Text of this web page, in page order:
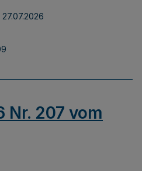
27.07.2026
Nr. 207 vom